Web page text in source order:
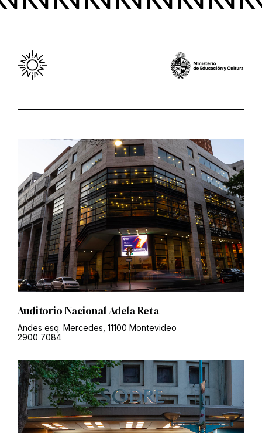
Auditorio Nacional Adela Reta
Andes esq. Mercedes, 11100 Montevideo
2900 7084